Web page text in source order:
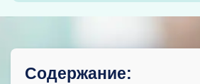
Содержание: